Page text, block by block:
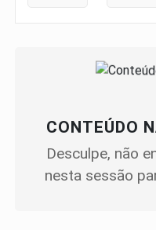
CONTEÚDO
Desculpe, não
nesta sessão